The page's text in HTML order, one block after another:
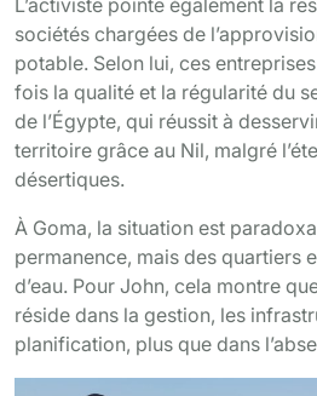
L’activiste pointe également la
sociétés chargées de
potable. Selon lui, ces
fois la qualité et la régularité du
de l’Égypte, qui réussit à
territoire grâce au Nil, malgré
désertiques.
À Goma, la situation est
permanence, mais des quartiers
d’eau. Pour John, cela montre
réside dans la gestion, les
planification, plus que dans